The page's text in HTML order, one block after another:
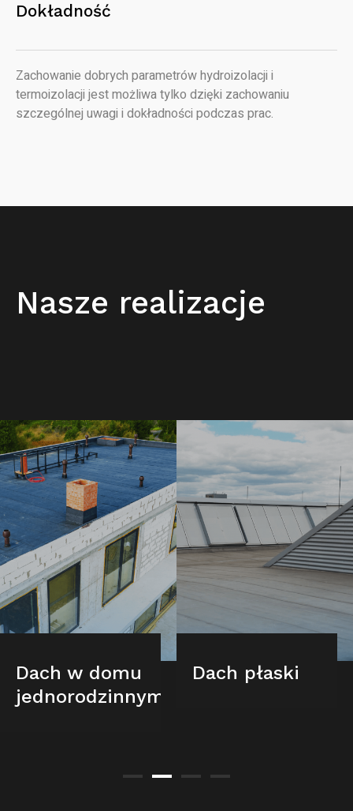
Dokładność
Zachowanie dobrych parametrów hydroizolacji i
termoizolacji jest możliwa tylko dzięki zachowaniu
szczególnej uwagi i dokładności podczas prac.
Nasze realizacje
Dach w domu
jednorodzinnym
Dach płaski